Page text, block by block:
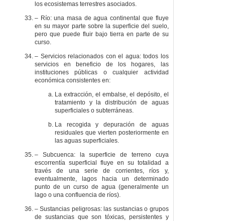
los ecosistemas terrestres asociados.
– Río: una masa de agua continental que fluye
en su mayor parte sobre la superficie del suelo,
pero que puede fluir bajo tierra en parte de su
curso.
– Servicios relacionados con el agua: todos los
servicios en beneficio de los hogares, las
instituciones públicas o cualquier actividad
económica consistentes en:
La extracción, el embalse, el depósito, el
tratamiento y la distribución de aguas
superficiales o subterráneas.
La recogida y depuración de aguas
residuales que vierten posteriormente en
las aguas superficiales.
– Subcuenca: la superficie de terreno cuya
escorrentía superficial fluye en su totalidad a
través de una serie de corrientes, ríos y,
eventualmente, lagos hacia un determinado
punto de un curso de agua (generalmente un
lago o una confluencia de ríos).
– Sustancias peligrosas: las sustancias o grupos
de sustancias que son tóxicas, persistentes y